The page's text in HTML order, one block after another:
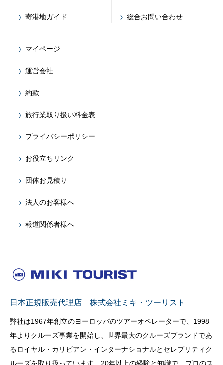
寄港地ガイド 総合お問い合わせ
マイページ
運営会社
約款
旅行業取り扱い料金表
プライバシーポリシー
お役立ちリンク
団体お見積り
法人のお客様へ
報道関係者様へ
日本正規販売代理店 株式会社ミキ・ツーリスト
弊社は1967年創立のヨーロッパのツアーオペレーターで、1998
年よりクルーズ事業を開始し、世界最大のクルーズブランドであ
るロイヤル・カリビアン・インターナショナルとセレブリティク
ルーズを取り扱っています。20年以上の経験と知識で、プロのス